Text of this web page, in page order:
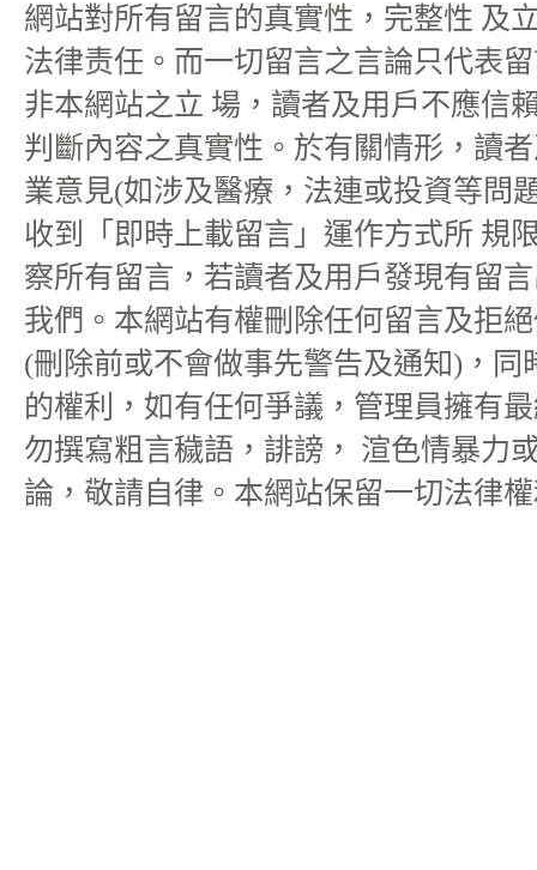
網站對所有留言的真實性，完整性 及
法律责任。而一切留言之言論只代表
非本網站之立 場，讀者及用戶不應信
判斷內容之真實性。於有關情形，讀
業意見(如涉及醫療，法連或投資等問
收到「即時上載留言」運作方式所 規
察所有留言，若讀者及用戶發現有留
我們。本網站有權刪除任何留言及拒
(刪除前或不會做事先警告及通知)，同
的權利，如有任何爭議，管理員擁有
勿撰寫粗言穢語，誹謗， 渲色情暴力
論，敬請自律。本網站保留一切法律